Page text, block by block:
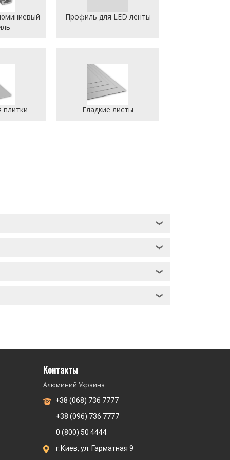
Профиль для LED ленты
плитки Гладкие листы
❯
❯
❯
❯
Контакты
Алюминий Украина
+38 (068) 736 7777
+38 (096) 736 7777
0 (800) 50 4444
г.Киев, ул. Гарматная 9